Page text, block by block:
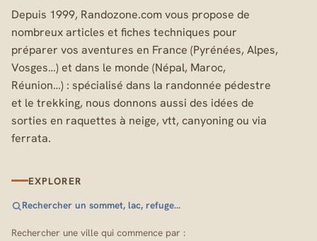
Depuis 1999, Randozone.com vous propose de
nombreux articles et fiches techniques pour
préparer vos aventures en France (Pyrénées, Alpes,
Vosges…) et dans le monde (Népal, Maroc,
Réunion…) : spécialisé dans la randonnée pédestre
et le trekking, nous donnons aussi des idées de
sorties en raquettes à neige, vtt, canyoning ou via
ferrata.
EXPLORER
Rechercher un sommet, lac, refuge…
Rechercher une ville qui commence par :